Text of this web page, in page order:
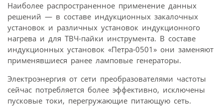
Наиболее распространенное применение данных
решений — в составе индукционных закалочных
установок и различных установок индукционного
нагрева и для ТВЧ-пайки инструмента. В составе
индукционных установок «Петра‑0501» они заменяют
применявшиеся ранее ламповые генераторы.
Электроэнергия от сети преобразователями частоты
сейчас потребляется более эффективно, исключены
пусковые токи, перегружающие питающую сеть.